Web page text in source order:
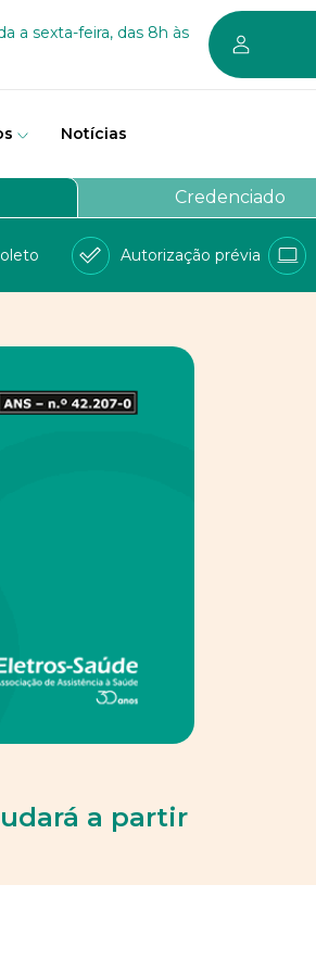
a sexta-feira, das 8h às
Notícias
Credenciado
Autorização prévia
a partir